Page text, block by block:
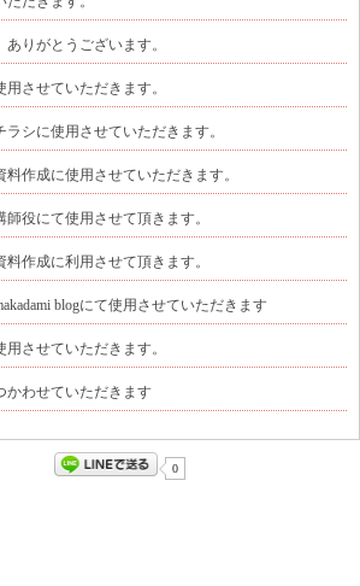
りがとうございます。
させていただきます。
シに使用させていただきます。
作成に使用させていただきます。
役にて使用させて頂きます。
作成に利用させて頂きます。
blogにて使用させていただきます
させていただきます。
かわせていただきます
0